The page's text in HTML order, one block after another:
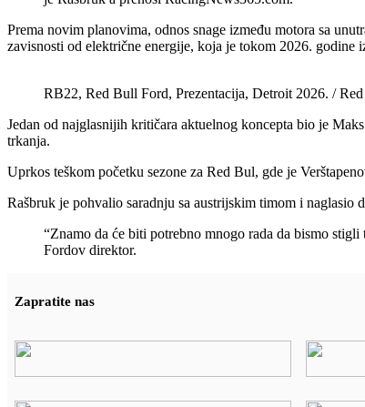
Prema novim planovima, odnos snage između motora sa
zavisnosti od električne energije, koja je tokom 2026. godine
RB22, Red Bull Ford, Prezentacija, Detroit 2026. /
Jedan od najglasnijih kritičara aktuelnog koncepta bio je
trkanja.
Uprkos teškom početku sezone za Red Bul, gde je
Rašbruk je pohvalio saradnju sa austrijskim timom i naglasio
“Znamo da će biti potrebno mnogo rada da bismo
Fordov direktor.
Zapratite nas